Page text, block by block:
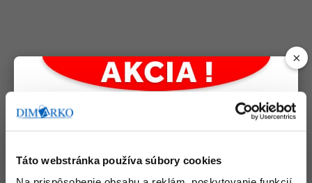
Táto webstránka používa súbory cookies
Podobné produkty
×